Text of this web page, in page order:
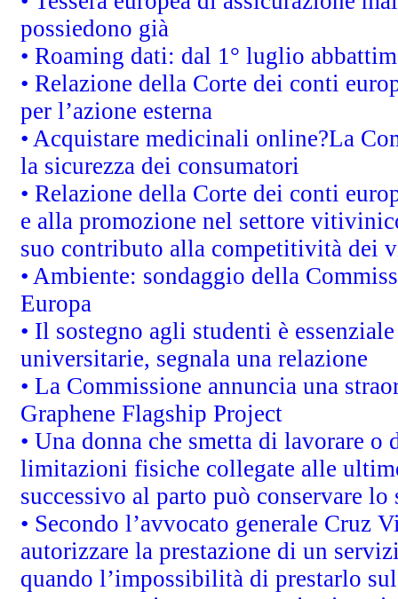
possiedono già
• Roaming dati: dal 1° luglio
• Relazione della Corte dei conti
per l’azione esterna
• Acquistare medicinali online?La
la sicurezza dei consumatori
• Relazione della Corte dei conti
e alla promozione nel settore
suo contributo alla competitività dei
• Ambiente: sondaggio della
Europa
• Il sostegno agli studenti è
universitarie, segnala una relazione
• La Commissione annuncia una
Graphene Flagship Project
• Una donna che smetta di lavorare
limitazioni fisiche collegate alle
successivo al parto può conservare
• Secondo l’avvocato generale Cruz
autorizzare la prestazione di un
quando l’impossibilità di prestarlo